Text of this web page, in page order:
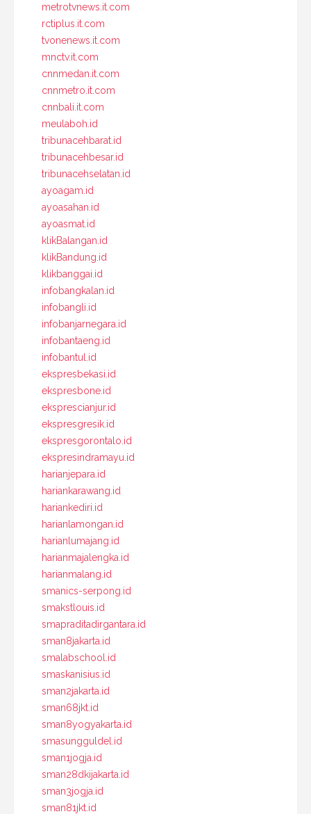
metrotvnews.it.com
rctiplus.it.com
tvonenews.it.com
mnctv.it.com
cnnmedan.it.com
cnnmetro.it.com
cnnbali.it.com
meulaboh.id
tribunacehbarat.id
tribunacehbesar.id
tribunacehselatan.id
ayoagam.id
ayoasahan.id
ayoasmat.id
klikBalangan.id
klikBandung.id
klikbanggai.id
infobangkalan.id
infobangli.id
infobanjarnegara.id
infobantaeng.id
infobantul.id
ekspresbekasi.id
ekspresbone.id
eksprescianjur.id
ekspresgresik.id
ekspresgorontalo.id
ekspresindramayu.id
harianjepara.id
hariankarawang.id
hariankediri.id
harianlamongan.id
harianlumajang.id
harianmajalengka.id
harianmalang.id
smanics-serpong.id
smakstlouis.id
smapraditadirgantara.id
sman8jakarta.id
smalabschool.id
smaskanisius.id
sman2jakarta.id
sman68jkt.id
sman8yogyakarta.id
smasungguldel.id
sman1jogja.id
sman28dkijakarta.id
sman3jogja.id
sman81jkt.id